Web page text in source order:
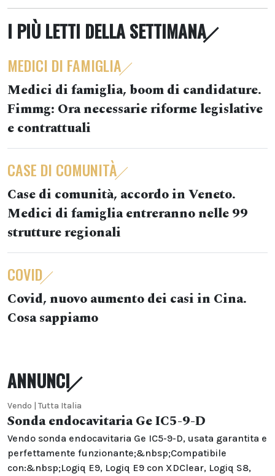
I PIÙ LETTI DELLA SETTIMANA
MEDICI DI FAMIGLIA
Medici di famiglia, boom di candidature.
Fimmg: Ora necessarie riforme legislative
e contrattuali
CASE DI COMUNITÀ
Case di comunità, accordo in Veneto.
Medici di famiglia entreranno nelle 99
strutture regionali
COVID
Covid, nuovo aumento dei casi in Cina.
Cosa sappiamo
ANNUNCI
Vendo | Tutta Italia
Sonda endocavitaria Ge IC5-9-D
Vendo sonda endocavitaria Ge IC5-9-D, usata garantita e
perfettamente funzionante;&nbsp;Compatibile
con:&nbsp;Logiq E9, Logiq E9 con XDClear, Logiq S8,